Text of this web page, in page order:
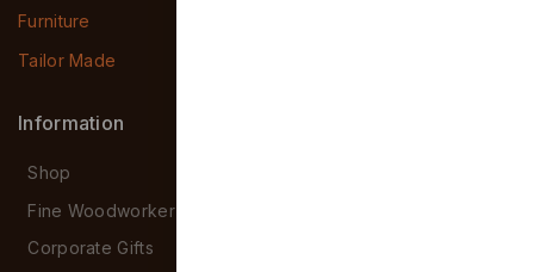
Furniture
Tailor Made
Information
Shop
Fine Woodworker
Corporate Gifts